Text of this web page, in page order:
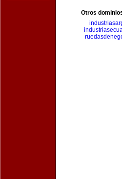
Otros